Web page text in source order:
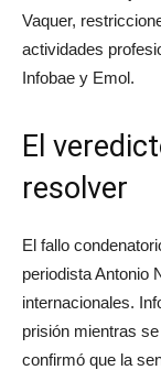
Vaquer,
actividades
Infobae y Emol.
El
resolver
El fallo
periodista Antonio
internacionales.
prisión mientras
confirmó que la